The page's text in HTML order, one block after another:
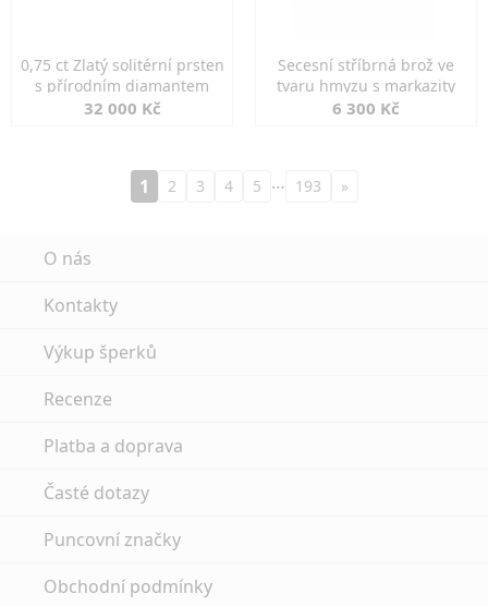
0,75 ct Zlatý solitérní prsten
s přírodním diamantem
32 000 Kč
Secesní stříbrná brož ve
tvaru hmyzu s markazity
6 300 Kč
1 2 3 4 5 … 193 »
O nás
Kontakty
Výkup šperků
Recenze
Platba a doprava
Časté dotazy
Puncovní značky
Obchodní podmínky